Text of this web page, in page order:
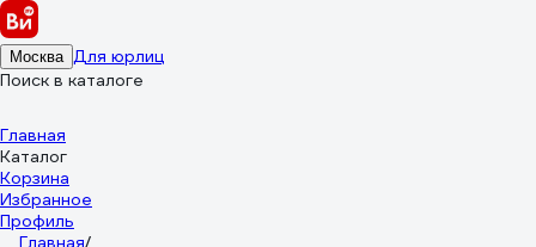
Москва Для юрлиц
Поиск в каталоге
Главная
Каталог
Корзина
Избранное
Профиль
Главная/